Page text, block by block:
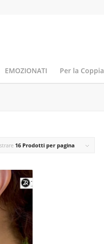
EMOZIONATI Per la Coppia
16 Prodotti per pagina